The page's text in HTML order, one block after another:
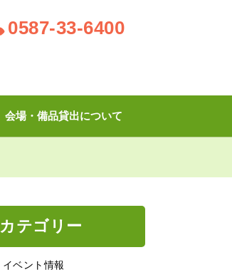
0587-33-6400
会場・備品貸出について
カテゴリー
イベント情報